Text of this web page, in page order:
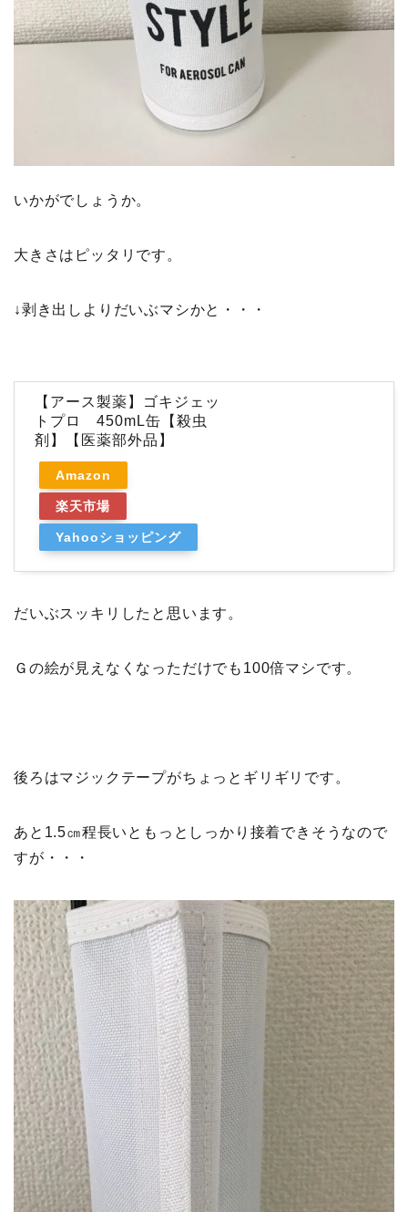
いかがでしょうか。
大きさはピッタリです。
↓剥き出しよりだいぶマシかと・・・
【アース製薬】ゴキジェッ
トプロ 450mL缶【殺虫
剤】【医薬部外品】
Amazon
楽天市場
Yahooショッピング
だいぶスッキリしたと思います。
Ｇの絵が見えなくなっただけでも100倍マシです。
後ろはマジックテープがちょっとギリギリです。
あと1.5㎝程長いともっとしっかり接着できそうなので
すが・・・